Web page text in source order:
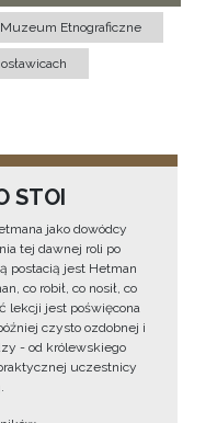
Muzeum Etnograficzne
STOI
jako dowódcy
tej dawnej roli po
postacią jest Hetman
co robił, co nosił, co
lekcji jest poświęcona
czysto ozdobnej i
- od królewskiego
uczestnicy